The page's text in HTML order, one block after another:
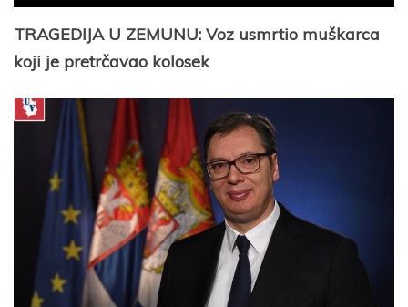
TRAGEDIJA U ZEMUNU: Voz usmrtio muškarca
koji je pretrčavao kolosek